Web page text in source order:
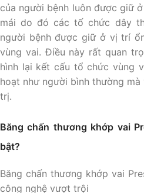
của người bệnh luôn được giữ
mái do đó các tố chức dây
người bệnh được giữ ở vị trí
vùng vai. Điều này rất quan
hình lại kết cấu tổ chức vùng
hoạt như người bình thường
trị.
Băng chấn thương khớp vai
bật?
Băng chấn thương khớp vai
công nghệ vượt trội